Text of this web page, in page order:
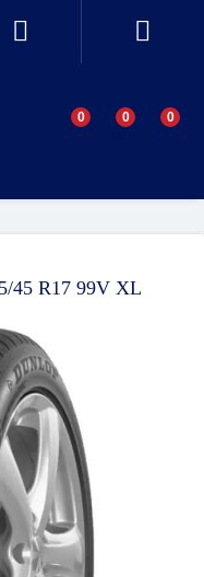
0 0 0
45 R17 99V XL